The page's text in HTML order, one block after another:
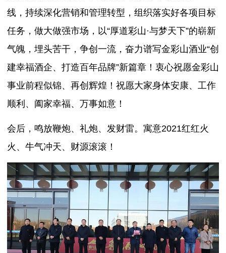
线，持续深化营销和管理转型，组织落实好各项目标
任务，做大做强市场，以“厚道彩山·与梦天下”的崭新
气魄，埋头苦干，争创一流，奋力谱写金彩山酒业“创
建幸福酒企、打造百年品牌”新篇章！衷心祝愿金彩山
事业前程似锦、再创辉煌！祝愿大家身体安康、工作
顺利、阖家幸福、万事如意！
会后，鸣放鞭炮、礼炮、发财雷。寓意2021红红火
火、牛气冲天、财源滚滚！